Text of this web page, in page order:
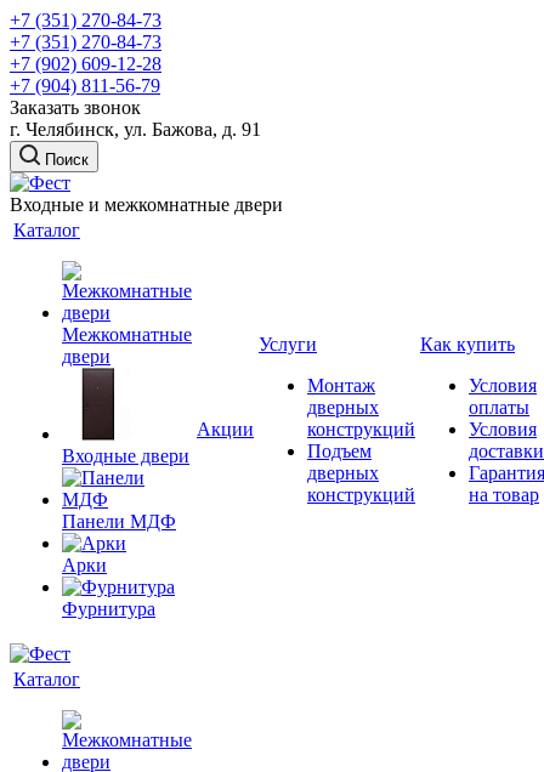
+7 (351) 270-84-73
+7 (351) 270-84-73
+7 (902) 609-12-28
+7 (904) 811-56-79
Заказать звонок
г. Челябинск, ул. Бажова, д. 91
Поиск
Входные и межкомнатные двери
Каталог
Межкомнатные
двери
Входные двери
Панели МДФ
Арки
Фурнитура
Акции
Услуги
Монтаж
дверных
конструкций
Подъем
дверных
конструкций
Как купить
Условия
оплаты
Условия
доставки
Гарантия
на товар
Каталог